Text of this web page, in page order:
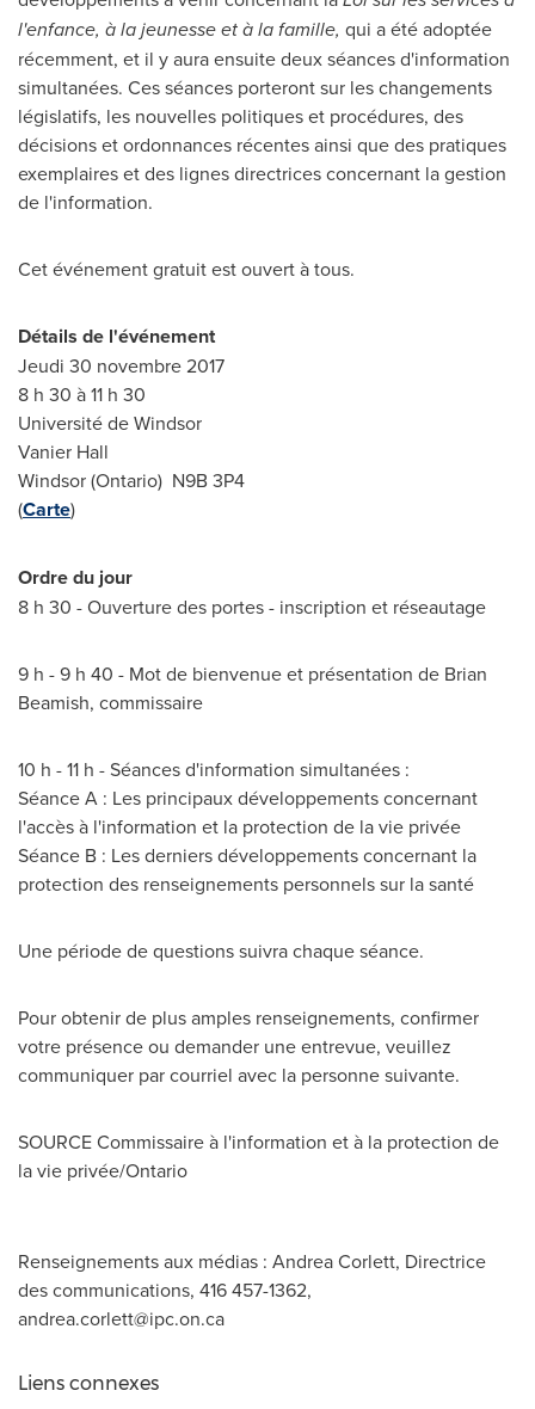
l'enfance, à la jeunesse et à la famille, qui a été adoptée
récemment, et il y aura ensuite deux séances d'information
simultanées. Ces séances porteront sur les changements
législatifs, les nouvelles politiques et procédures, des
décisions et ordonnances récentes ainsi que des pratiques
exemplaires et des lignes directrices concernant la gestion
de l'information.
Cet événement gratuit est ouvert à tous.
Détails de l'événement
Jeudi 30 novembre 2017
8 h 30 à 11 h 30
Université deWindsor
Vanier Hall
Windsor(Ontario) N9B 3P4
(Carte)
Ordre du jour
8 h 30 - Ouverture des portes - inscription et réseautage
9 h - 9 h 40 - Mot de bienvenue et présentation de Brian
Beamish, commissaire
10 h - 11 h - Séances d'information simultanées :
Séance A : Les principaux développements concernant
l'accès à l'information et la protection de la vie privée
Séance B : Les derniers développements concernant la
protection des renseignements personnels sur la santé
Une période de questions suivra chaque séance.
Pour obtenir de plus amples renseignements, confirmer
votre présence ou demander une entrevue, veuillez
communiquer par courriel avec la personne suivante.
SOURCE Commissaire à l'information et à la protection de
la vie privée/Ontario
Renseignements aux médias : Andrea Corlett, Directrice
des communications, 416 457-1362,
andrea.corlett@ipc.on.ca
Liens connexes